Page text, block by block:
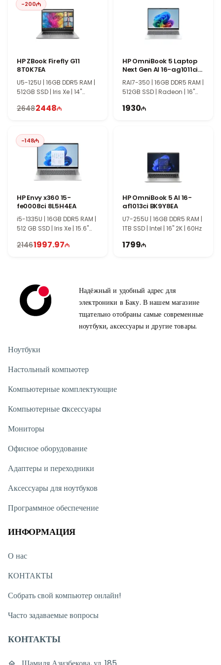
Серия Dell XPS отличается премиальными материалами,
тонким корпусом и высоким качеством дисплея.
-200
HP ZBook Firefly G11
8T0K7EA
U5-125U | 16GB DDR5 RAM |
512GB SSD | Iris Xe | 14"
Win11
26482448
HP OmniBook 5 Laptop
Next Gen AI 16-ag1011ci
C0EE9EA
RAI7-350 | 16GB DDR5 RAM |
512GB SSD | Radeon | 16"
1930
-148
HP Envy x360 15-
fe0008ci 8L5H4EA
i5-1335U | 16GB DDR5 RAM |
512 GB SSD | Iris Xe | 15.6"
21461997.97
HP OmniBook 5 AI 16-
af1013ci BK9Y8EA
U7-255U | 16GB DDR5 RAM |
1TB SSD | Intel | 16" 2K | 60Hz
1799
Надёжный и удобный адрес для
электроники в Баку. В нашем магазине
тщательно отобраны самые современные
ноутбуки, аксессуары и другие товары.
Ноутбуки
Настольный компьютер
Компьютерные комплектующие
Компьютерные aксессуары
Мониторы
Офисное оборудование
Адаптеры и переходники
Аксессуары для ноутбуков
Программное обеспечение
ИНФОРМАЦИЯ
О нас
КОНТАКТЫ
Собрать свой компьютер онлайн!
Часто задаваемые вопросы
КОНТАКТЫ